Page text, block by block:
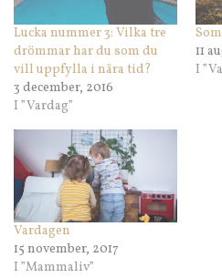
Lucka nummer 3: Vilka tre
drömmar har du som du
vill uppfylla i nära tid?
3 december, 2016
I ”Vardag”
11
I
Vardagen
15 november, 2017
I ”Mammaliv”